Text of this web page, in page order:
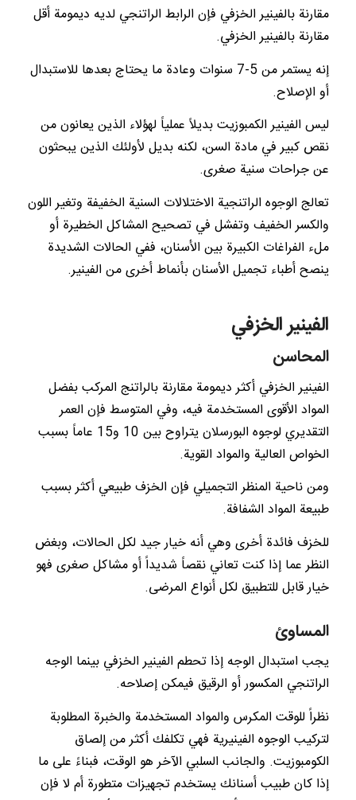
مقارنة بالفينير الخزفي فإن الرابط الراتنجي لديه ديمومة أقل
مقارنة بالفينير الخزفي.
إنه يستمر من 5-7 سنوات وعادة ما يحتاج بعدها للاستبدال
أو الإصلاح.
ليس الفينير الكمبوزيت بديلاً عملياً لهؤلاء الذين يعانون من
نقص كبير في مادة السن، لكنه بديل لأولئك الذين يبحثون
عن جراحات سنية صغرى.
تعالج الوجوه الراتنجية الاختلالات السنية الخفيفة وتغير اللون
والكسر الخفيف وتفشل في تصحيح المشاكل الخطيرة أو
ملء الفراغات الكبيرة بين الأسنان، ففي الحالات الشديدة
ينصح أطباء تجميل الأسنان بأنماط أخرى من الفينير.
الفينير الخزفي
المحاسن
الفينير الخزفي أكثر ديمومة مقارنة بالراتنج المركب بفضل
المواد الأقوى المستخدمة فيه، وفي المتوسط فإن العمر
التقديري لوجوه البورسلان يتراوح بين 10 و15 عاماً بسبب
الخواص العالية والمواد القوية.
ومن ناحية المنظر التجميلي فإن الخزف طبيعي أكثر بسبب
طبيعة المواد الشفافة.
للخزف فائدة أخرى وهي أنه خيار جيد لكل الحالات، وبغض
النظر عما إذا كنت تعاني نقصاً شديداً أو مشاكل صغرى فهو
خيار قابل للتطبيق لكل أنواع المرضى.
المساوئ
يجب استبدال الوجه إذا تحطم الفينير الخزفي بينما الوجه
الراتنجي المكسور أو الرقيق فيمكن إصلاحه.
نظراً للوقت المكرس والمواد المستخدمة والخبرة المطلوبة
لتركيب الوجوه الفينيرية فهي تكلفك أكثر من إلصاق
الكومبوزيت. والجانب السلبي الآخر هو الوقت، فبناءً على ما
إذا كان طبيب أسنانك يستخدم تجهيزات متطورة أم لا فإن